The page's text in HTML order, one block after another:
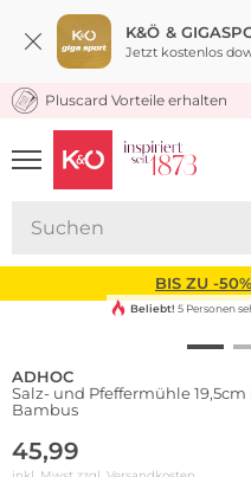
K&Ö &
Jetzt kostenlos
KOSTENLOSER
Pluscard Vorteile erhalten
UNSERE APP
CLICK &
BIS ZU -
Beliebt! 5 Personen
ADHOC
Salz- und Pfeffermühle 19,5cm
Bambus
45,99